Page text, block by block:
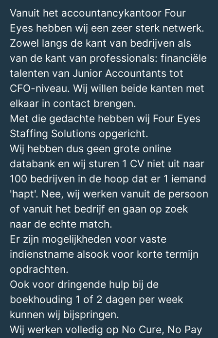
Vanuit het accountancykantoor Four
Eyes hebben wij een zeer sterk netwerk.
Zowel langs de kant van bedrijven als
van de kant van professionals: financiële
talenten van Junior Accountants tot
CFO-niveau. Wij willen beide kanten met
elkaar in contact brengen.
Met die gedachte hebben wij Four Eyes
Staffing Solutions opgericht.
Wij hebben dus geen grote online
databank en wij sturen 1 CV niet uit naar
100 bedrijven in de hoop dat er 1 iemand
'hapt'. Nee, wij werken vanuit de persoon
of vanuit het bedrijf en gaan op zoek
naar de echte match.
Er zijn mogelijkheden voor vaste
indienstname alsook voor korte termijn
opdrachten.
Ook voor dringende hulp bij de
boekhouding 1 of 2 dagen per week
kunnen wij bijspringen.
Wij werken volledig op No Cure, No Pay